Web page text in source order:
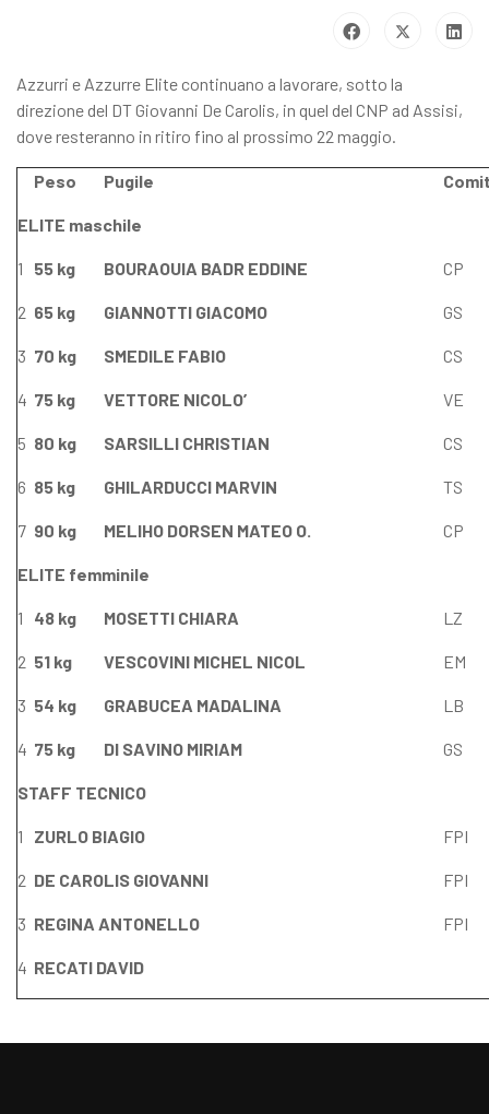
Azzurri e Azzurre Elite continuano a lavorare, sotto la
direzione del DT Giovanni De Carolis, in quel del CNP ad Assisi,
dove resteranno in ritiro fino al prossimo 22 maggio.
Peso Pugile
ELITE maschile
1 55 kg BOURAOUIA BADR EDDINE CP
2 65 kg GIANNOTTI GIACOMO GS
3 70 kg SMEDILE FABIO CS
4 75 kg VETTORE NICOLO’ VE
5 80 kg SARSILLI CHRISTIAN CS
6 85 kg GHILARDUCCI MARVIN TS
7 90 kg MELIHO DORSEN MATEO O. CP
ELITE femminile
1 48 kg MOSETTI CHIARA LZ
2 51 kg VESCOVINI MICHEL NICOL EM
3 54 kg GRABUCEA MADALINA LB
4 75 kg DI SAVINO MIRIAM GS
STAFF TECNICO
1 ZURLO BIAGIO FPI
2 DE CAROLIS GIOVANNI FPI
3 REGINA ANTONELLO FPI
4 RECATI DAVID